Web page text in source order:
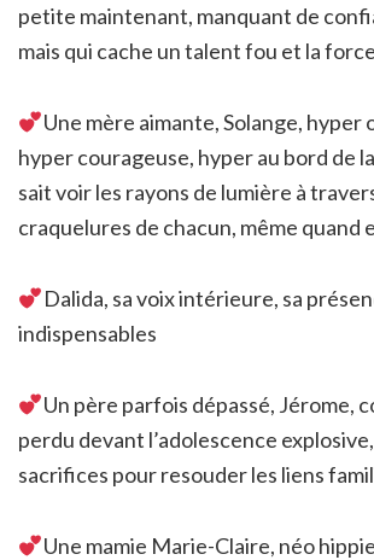
petite maintenant, manquant de
mais qui cache un talent fou et la
Une mère aimante, Solange, hyper
hyper courageuse, hyper au bord de
sait voir les rayons de lumière à
craquelures de chacun, même quand
Dalida, sa voix intérieure, sa
indispensables
Un père parfois dépassé, Jérome,
perdu devant l’adolescence
sacrifices pour resouder les liens
Une mamie Marie-Claire, néo